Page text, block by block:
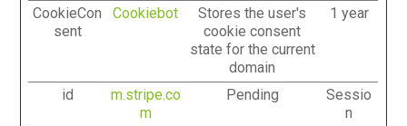
CookieCon
sent
Cookiebot
Stores the user's
cookie consent
state for the current
domain
1 year
id
m.stripe.co
m
Pending
Sessio
n